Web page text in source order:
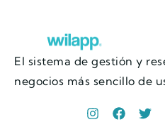
El sistema de gestión y
negocios más sencillo de